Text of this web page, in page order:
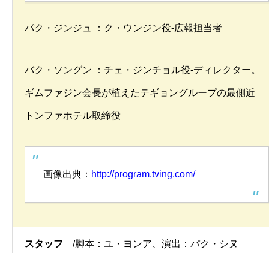
パク・ジンジュ ：ク・ウンジン役-広報担当者
バク・ソングン ：チェ・ジンチョル役-ディレクター。
ギムファジン会長が植えたテギョングループの最側近
トンファホテル取締役
画像出典： http://program.tving.com/
スタッフ /脚本：ユ・ヨンア、演出：パク・シヌ